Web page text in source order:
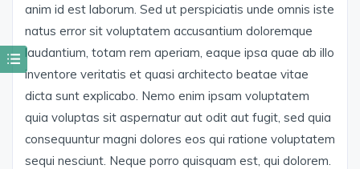
anim id est laborum. Sed ut perspiciatis unde omnis iste
natus error sit voluptatem accusantium doloremque
laudantium, totam rem aperiam, eaque ipsa quae ab illo
inventore veritatis et quasi architecto beatae vitae
dicta sunt explicabo. Nemo enim ipsam voluptatem
quia voluptas sit aspernatur aut odit aut fugit, sed quia
consequuntur magni dolores eos qui ratione voluptatem
sequi nesciunt. Neque porro quisquam est, qui dolorem.